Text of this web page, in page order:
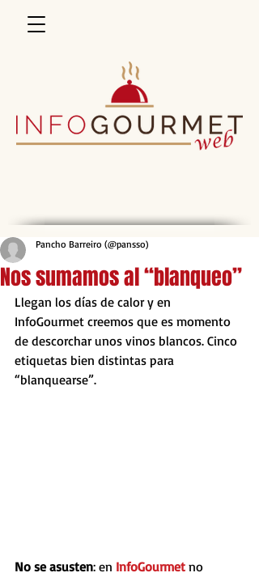
Nos sumamos al “blanqueo”
Pancho Barreiro (@pansso)
Llegan los días de calor y en
InfoGourmet creemos que es momento
de descorchar unos vinos blancos. Cinco
etiquetas bien distintas para
“blanquearse”.
No se asusten: en InfoGourmet no